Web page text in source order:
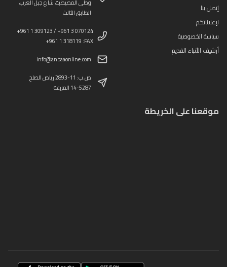
إتصل بنا
لإعلاناتكم
سياسة الخصوصية
أرشيف الأنباء القديم
وطى المصيطبة، شارع جبل العرب،
الطابق الثالث
+961 1 309123 / +961 3 070124
+961 1 318119 :FAX
info@anbaaonline.com
ص.ب: 11-2893 رياض الصلح
14-5287 المزرعة
موقعنا على الخريطة